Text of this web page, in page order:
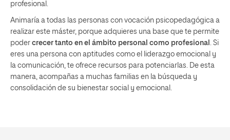
profesional.
Animaría a todas las personas con vocación psicopedagógica a
realizar este máster, porque adquieres una base que te permite
poder crecer tanto en el ámbito personal como profesional . Si
eres una persona con aptitudes como el liderazgo emocional y
la comunicación, te ofrece recursos para potenciarlas. De esta
manera, acompañas a muchas familias en la búsqueda y
consolidación de su bienestar social y emocional.